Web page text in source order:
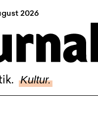
2026
Kultur.
was Bern bewegt
Alltag.
Politik.
Kultur.